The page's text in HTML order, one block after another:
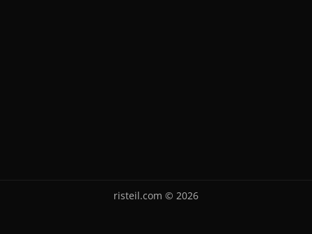
risteil.com © 2026